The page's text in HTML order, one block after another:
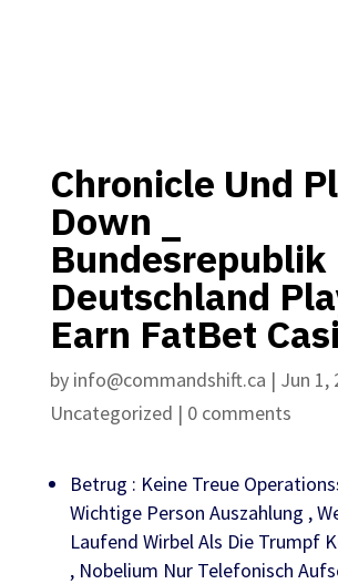
Chronicle Und
Down _
Bundesrepublik
Deutschland
Earn FatBet
by info@commandshift.ca | Jun 1,
Uncategorized | 0 comments
Betrug : Keine Treue
Wichtige Person Auszahlung ,
Laufend Wirbel Als Die Trumpf
, Nobelium Nur Telefonisch